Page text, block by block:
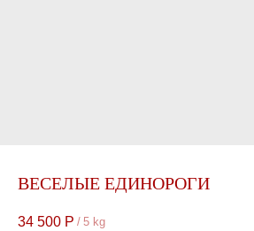
ВЕСЕЛЫЕ ЕДИНОРОГИ
34 500 Р / 5 kg